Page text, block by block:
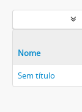
Nome
Sem título